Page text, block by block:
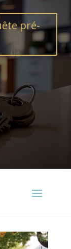
pré-